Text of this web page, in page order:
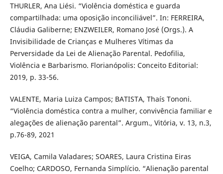
THURLER, Ana Liési. “Violência doméstica e guarda
compartilhada: uma oposição inconciliável”. In: FERREIRA,
Cláudia Galiberne; ENZWEILER, Romano José (Orgs.). A
Invisibilidade de Crianças e Mulheres Vítimas da
Perversidade da Lei de Alienação Parental. Pedofilia,
Violência e Barbarismo. Florianópolis: Conceito Editorial:
2019, p. 33-56.
VALENTE, Maria Luiza Campos; BATISTA, Thaís Tononi.
“Violência doméstica contra a mulher, convivência familiar e
alegações de alienação parental”. Argum., Vitória, v. 13, n.3,
p.76-89, 2021
VEIGA, Camila Valadares; SOARES, Laura Cristina Eiras
Coelho; CARDOSO, Fernanda Simplício. “Alienação parental